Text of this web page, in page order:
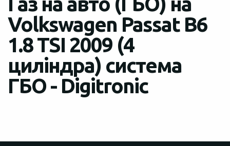
Volkswagen Passat B6
1.8 TSI 2009 (4
циліндра) система
ГБО - Digitronic